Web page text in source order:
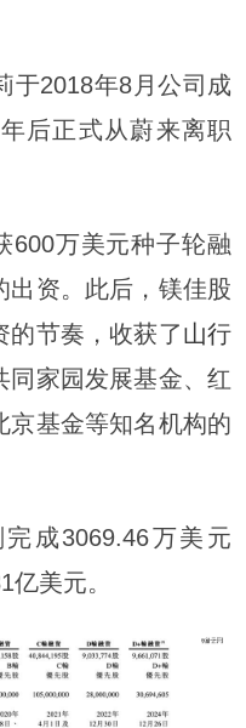
于2018年8月公司成
后正式从蔚来离职
600万美元种子轮融
出资。此后，镁佳股
的节奏，收获了山行
同家园发展基金、红
京基金等知名机构的
成3069.46万美元
美元。